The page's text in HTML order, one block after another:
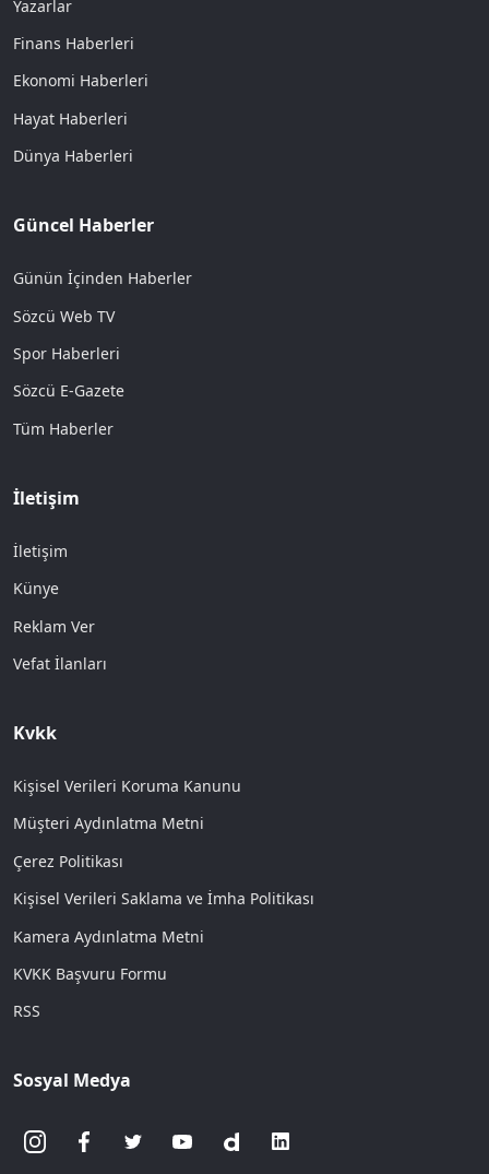
Yazarlar
Finans Haberleri
Ekonomi Haberleri
Hayat Haberleri
Dünya Haberleri
Güncel Haberler
Günün İçinden Haberler
Sözcü Web TV
Spor Haberleri
Sözcü E-Gazete
Tüm Haberler
İletişim
İletişim
Künye
Reklam Ver
Vefat İlanları
Kvkk
Kişisel Verileri Koruma Kanunu
Müşteri Aydınlatma Metni
Çerez Politikası
Kişisel Verileri Saklama ve İmha Politikası
Kamera Aydınlatma Metni
KVKK Başvuru Formu
RSS
Sosyal Medya